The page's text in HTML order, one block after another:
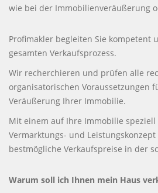
wie bei der Immobilienveräußerung
Profimakler begleiten Sie kompetent
gesamten Verkaufsprozess.
Wir recherchieren und prüfen alle
organisatorischen Voraussetzungen
Veräußerung Ihrer Immobilie.
Mit einem auf Ihre Immobilie
Vermarktungs- und
bestmögliche Verkaufspreise in der
Warum soll ich Ihnen mein Haus